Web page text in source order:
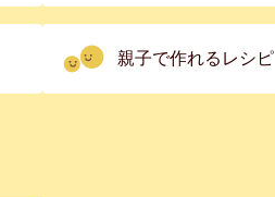
親子で作れるレシピ